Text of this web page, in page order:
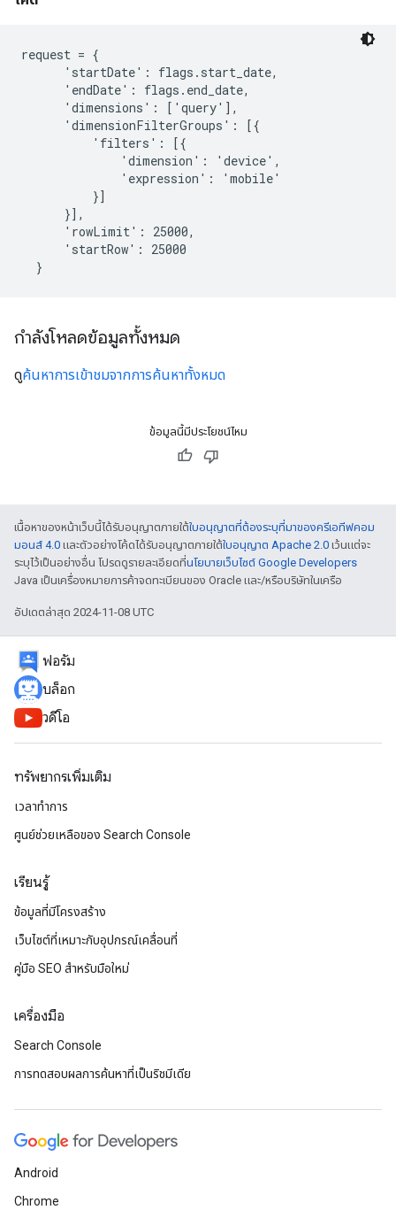
request = {
      'startDate': flags.start_date,
      'endDate': flags.end_date,
      'dimensions': ['query'],
      'dimensionFilterGroups': [{
          'filters': [{
              'dimension': 'device',
              'expression': 'mobile'
          }]
      }],
      'rowLimit': 25000,
      'startRow': 25000
  }
กำลังโหลดข้อมูลทั้งหมด
ดูค้นหาการเข้าชมจากการค้นหาทั้งหมด
ข้อมูลนี้มีประโยชน์ไหม
เนื้อหาของหน้าเว็บนี้ได้รับอนุญาตภายใต้ใบอนุญาตที่ต้องระบุที่มาของครีเอทีฟคอม
มอนส์ 4.0 และตัวอย่างโค้ดได้รับอนุญาตภายใต้ใบอนุญาต Apache 2.0 เว้นแต่จะ
ระบุไว้เป็นอย่างอื่น โปรดดูรายละเอียดที่นโยบายเว็บไซต์ Google Developers
Java เป็นเครื่องหมายการค้าจดทะเบียนของ Oracle และ/หรือบริษัทในเครือ
อัปเดตล่าสุด 2024-11-08 UTC
ฟอรัม
บล็อก
วิดีโอ
ทรัพยากรเพิ่มเติม
เวลาทำการ
ศูนย์ช่วยเหลือของ Search Console
เรียนรู้
ข้อมูลที่มีโครงสร้าง
เว็บไซต์ที่เหมาะกับอุปกรณ์เคลื่อนที่
คู่มือ SEO สำหรับมือใหม่
เครื่องมือ
Search Console
การทดสอบผลการค้นหาที่เป็นริชมีเดีย
Android
Chrome